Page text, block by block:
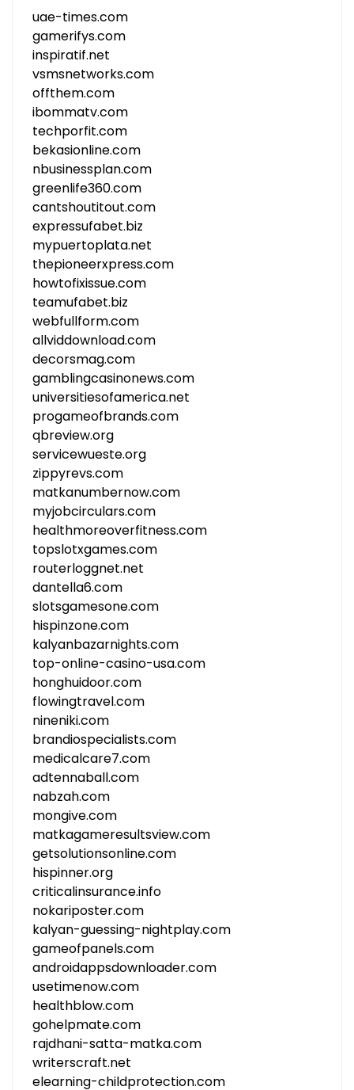
uae-times.com
gamerifys.com
inspiratif.net
vsmsnetworks.com
offthem.com
ibommatv.com
techporfit.com
bekasionline.com
nbusinessplan.com
greenlife360.com
cantshoutitout.com
expressufabet.biz
mypuertoplata.net
thepioneerxpress.com
howtofixissue.com
teamufabet.biz
webfullform.com
allviddownload.com
decorsmag.com
gamblingcasinonews.com
universitiesofamerica.net
progameofbrands.com
qbreview.org
servicewueste.org
zippyrevs.com
matkanumbernow.com
myjobcirculars.com
healthmoreoverfitness.com
topslotxgames.com
routerloggnet.net
dantella6.com
slotsgamesone.com
hispinzone.com
kalyanbazarnights.com
top-online-casino-usa.com
honghuidoor.com
flowingtravel.com
nineniki.com
brandiospecialists.com
medicalcare7.com
adtennaball.com
nabzah.com
mongive.com
matkagameresultsview.com
getsolutionsonline.com
hispinner.org
criticalinsurance.info
nokariposter.com
kalyan-guessing-nightplay.com
gameofpanels.com
androidappsdownloader.com
usetimenow.com
healthblow.com
gohelpmate.com
rajdhani-satta-matka.com
writerscraft.net
elearning-childprotection.com